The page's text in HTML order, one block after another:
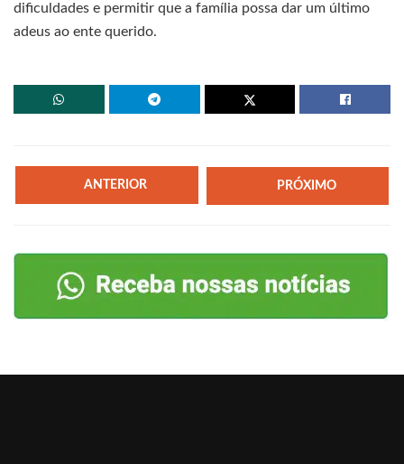
dificuldades e permitir que a família possa dar um último
adeus ao ente querido.
ANTERIOR PRÓXIMO